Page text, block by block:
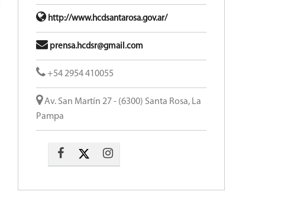
http://www.hcdsantarosa.gov.ar/
prensa.hcdsr@gmail.com
+54 2954 410055
Av. San Martín 27 - (6300) Santa Rosa, La
Pampa